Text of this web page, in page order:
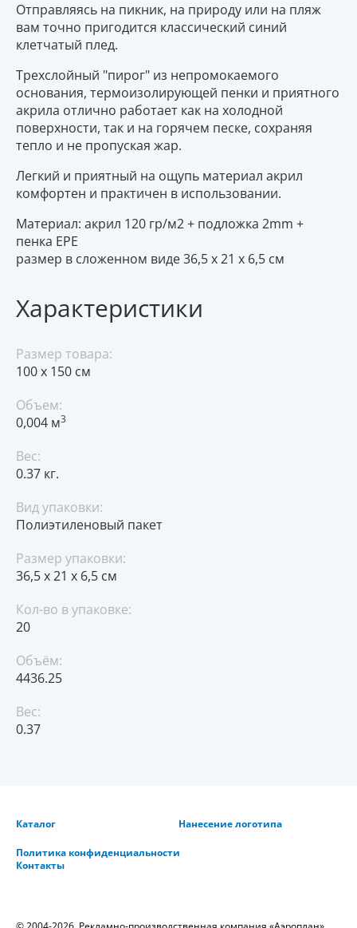
Отправляясь на пикник, на природу или на пляж
вам точно пригодится классический синий
клетчатый плед.
Трехслойный "пирог" из непромокаемого
основания, термоизолирующей пенки и приятного
акрила отлично работает как на холодной
поверхности, так и на горячем песке, сохраняя
тепло и не пропуская жар.
Легкий и приятный на ощупь материал акрил
комфортен и практичен в использовании.
Материал: акрил 120 гр/м2 + подложка 2mm +
пенка EPE
размер в сложенном виде 36,5 х 21 х 6,5 см
Характеристики
Размер товара:
100 х 150 см
Объем:
0,004 м3
Вес:
0.37 кг.
Вид упаковки:
Полиэтиленовый пакет
Размер упаковки:
36,5 х 21 х 6,5 см
Кол-во в упаковке:
20
Объём:
4436.25
Вес:
0.37
Каталог Нанесение логотипа
Политика конфиденциальности
Контакты